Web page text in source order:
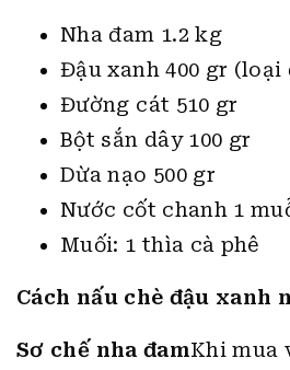
Nha đam 1.2 kg
Đậu xanh 400 gr (loại
Đường cát 510 gr
Bột sắn dây 100 gr
Dừa nạo 500 gr
Nước cốt chanh 1
Muối: 1 thìa cà phê
Cách nấu chè đậu xanh
Sơ chế nha đamKhi mua